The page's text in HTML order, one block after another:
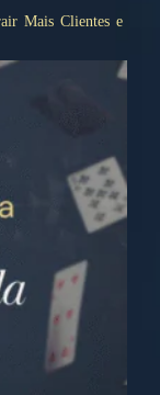
Mais Clientes e